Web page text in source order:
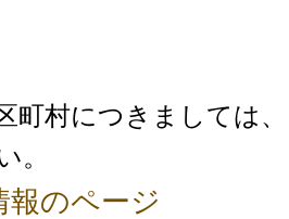
町村につきましては
。
報のページ